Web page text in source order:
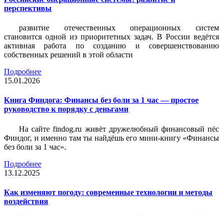
перспективы
развитие отечественных операционных систем
становится одной из приоритетных задач. В России ведётся
активная работа по созданию и совершенствованию
собственных решений в этой области
Подробнее
15.01.2026
Книга Финдога: Финансы без боли за 1 час — простое
руководство к порядку с деньгами
На сайте findog.ru живёт дружелюбный финансовый пёс
Финдог, и именно там ты найдёшь его мини‑книгу «Финансы
без боли за 1 час».
Подробнее
13.12.2025
Как изменяют погоду: современные технологии и методы
воздействия